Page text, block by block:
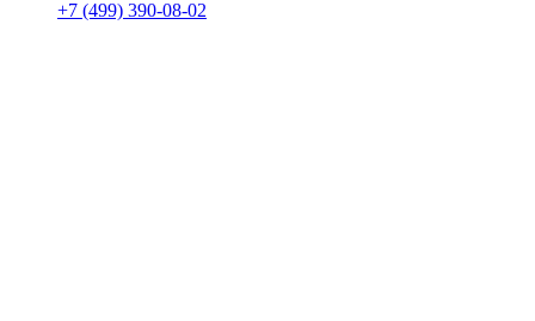
+7 (499) 390-08-02